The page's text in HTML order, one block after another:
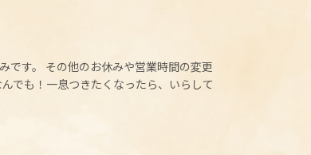
です。 その他のお休みや営業時間の変更
でも！一息つきたくなったら、いらして